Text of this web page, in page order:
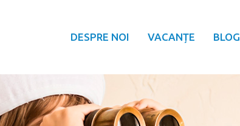
DESPRE NOI VACANȚE BLOG